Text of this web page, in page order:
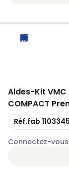
Aldes-Kit VMC
COMPACT
Copie
Réf.fab
Connectez-